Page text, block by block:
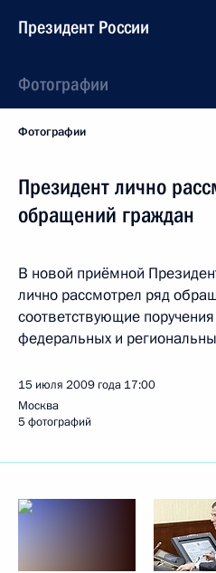
Президент России
Фотографии
Фотографии
Президент лично
обращений граждан
В новой приёмной
лично рассмотрел ряд
соответствующие
федеральных и
15 июля 2009 года 17:00
Москва
5 фотографий